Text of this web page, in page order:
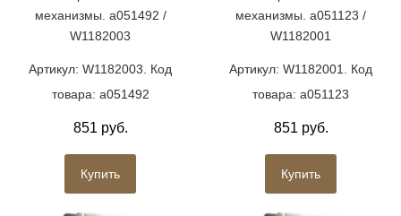
механизмы. a051492 /
W1182003
Артикул: W1182003. Код
товара: a051492
851 руб.
Купить
механизмы. a051123 /
W1182001
Артикул: W1182001. Код
товара: a051123
851 руб.
Купить